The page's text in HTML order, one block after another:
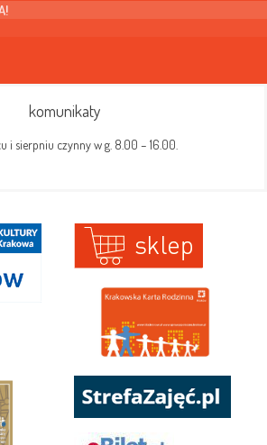
komunikaty
i sierpniu czynny w g. 8.00 – 16.00.